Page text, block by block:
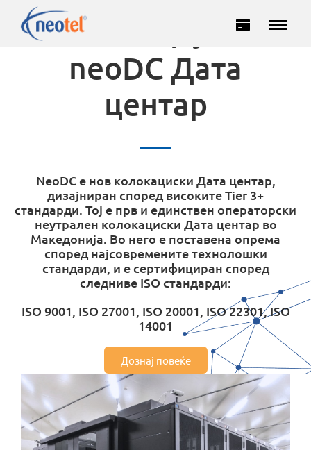
Домашни Деловни
ИНТЕРНЕТ
ТЕЛЕВИЗИЈА
ТЕЛЕФОНИЈА
Плати сметка
За Неотел
Колокација во
neoDC Дата
центар
NeoDC е нов колокациски Дата центар,
дизајниран според високите Tier 3+
стандарди. Toj е прв и единствен операторски
неутрален колокациски Дата центар во
Македонија. Во него е поставена опрема
според најсовремените технолошки
стандарди, и е сертифициран според
следниве ISO стандарди:
ISO 9001, ISO 27001, ISO 20001, ISO 22301, ISO
14001
Дознај повеќе